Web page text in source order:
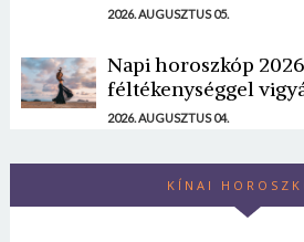
2026. AUGUSZTUS 05.
Napi horoszkóp
féltékenységgel
2026. AUGUSZTUS 04.
KÍNAI